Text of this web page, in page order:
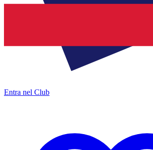
Entra nel Club